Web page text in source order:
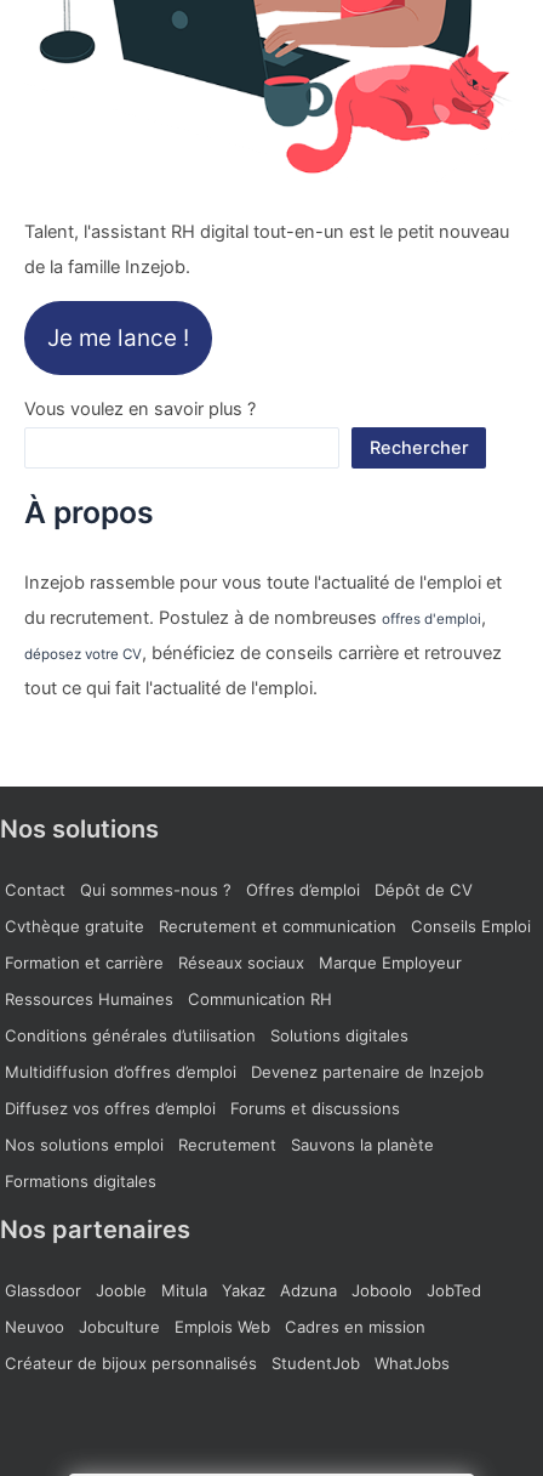
Talent, l'assistant RH digital tout-en-un est le petit nouveau
de la famille Inzejob.
Je me lance !
Vous voulez en savoir plus ?
Rechercher
À propos
Inzejob rassemble pour vous toute l'actualité de l'emploi et
du recrutement. Postulez à de nombreuses offres d'emploi,
déposez votre CV, bénéficiez de conseils carrière et retrouvez
tout ce qui fait l'actualité de l'emploi.
Nos solutions
Contact Qui sommes-nous ? Offres d’emploi
Dépôt de CV
Cvthèque gratuite
Recrutement et communication
Conseils Emploi
Formation et carrière
Réseaux sociaux
Marque Employeur
Ressources Humaines
Communication RH
Conditions générales d’utilisation
Solutions digitales
Multidiffusion d’offres d’emploi
Devenez partenaire de Inzejob
Diffusez vos offres d’emploi
Forums et discussions
Nos solutions emploi
Recrutement
Sauvons la planète
Formations digitales
Nos partenaires
Glassdoor Jooble Mitula Yakaz Adzuna Joboolo
JobTed
Neuvoo
Jobculture Emplois Web
Cadres en mission
Créateur de bijoux personnalisés
StudentJob WhatJobs